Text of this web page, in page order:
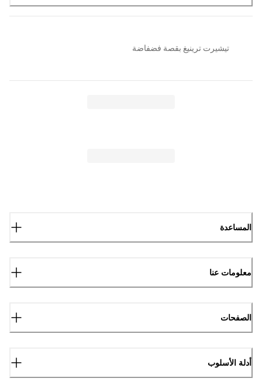
تيشيرت ترينيغ بقصة فضفاضة
المساعدة
معلومات عنا
الصفحات
أدلة الأسلوب